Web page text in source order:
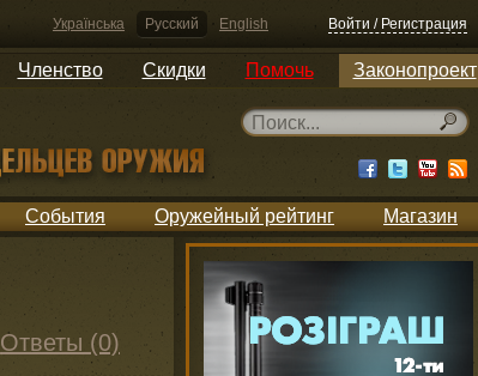
Українська Русский English Войти / Регистрация
Членство Скидки Помочь Законопроект
События Оружейный рейтинг Магазин
Ответы (0)